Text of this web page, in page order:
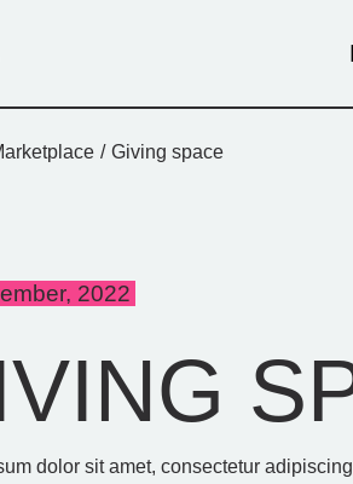
Giving space
2022
dolor sit amet, consectetur